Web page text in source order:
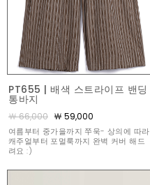
PT655 | 배색 스트라이프 밴딩
통바지
￦ 66,000 ￦ 59,000
여름부터 중가을까지 쭈욱- 상의에 따라
캐주얼부터 포멀룩까지 완벽 커버 해드
려요 :)